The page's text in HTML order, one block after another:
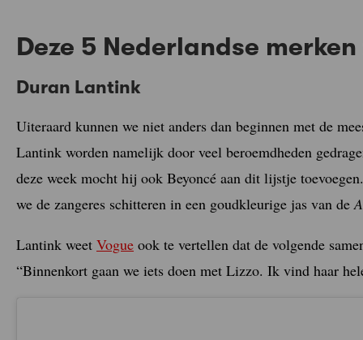
Deze 5 Nederlandse
Duran Lantink
Uiteraard kunnen we niet anders dan beginnen met de
Lantink worden namelijk door veel beroemdheden
deze week mocht hij ook Beyoncé aan dit lijstje
we de zangeres schitteren in een goudkleurige jas van de
Lantink weet Vogue ook te vertellen dat de volgende
“Binnenkort gaan we iets doen met Lizzo. Ik vind haar